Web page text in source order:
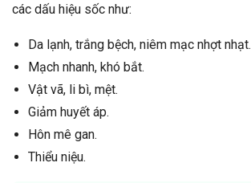
các dấu hiệu sốc như:
Da lạnh, trắng bệch, niêm mạc nhợt nhạt.
Mạch nhanh, khó bắt.
Vật vã, li bì, mệt.
Giảm huyết áp.
Hôn mê gan.
Thiểu niệu.